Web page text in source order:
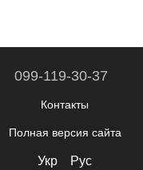
099-119-30-37
Контакты
Полная версия сайта
Укр Рус